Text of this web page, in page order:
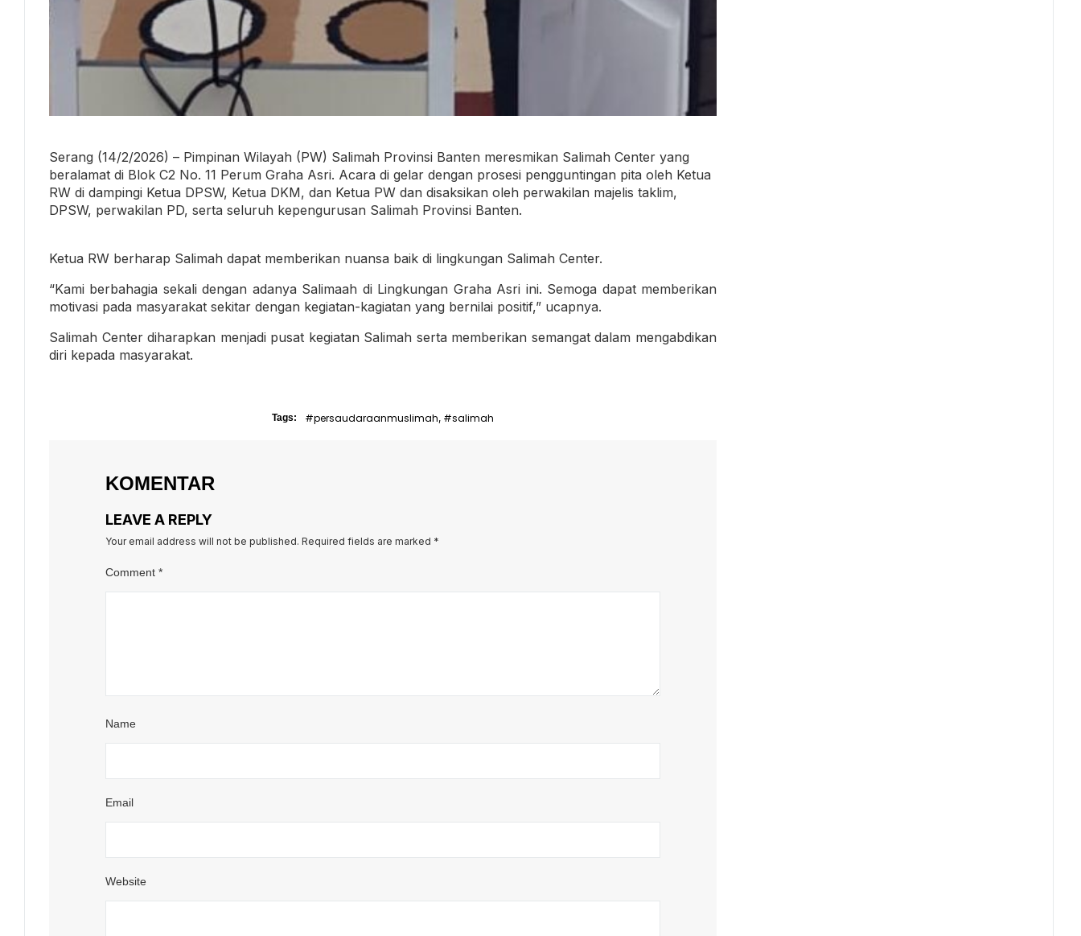
Serang (14/2/2026) – Pimpinan Wilayah (PW) Salimah Provinsi Banten meresmikan Salimah Center yang
beralamat di Blok C2 No. 11 Perum Graha Asri. Acara di gelar dengan prosesi pengguntingan pita oleh Ketua
RW di dampingi Ketua DPSW, Ketua DKM, dan Ketua PW dan disaksikan oleh perwakilan majelis taklim,
DPSW, perwakilan PD, serta seluruh kepengurusan Salimah Provinsi Banten.
Ketua RW berharap Salimah dapat memberikan nuansa baik di lingkungan Salimah Center.
“Kami berbahagia sekali dengan adanya Salimaah di Lingkungan Graha Asri ini. Semoga dapat memberikan
motivasi pada masyarakat sekitar dengan kegiatan-kagiatan yang bernilai positif,” ucapnya.
Salimah Center diharapkan menjadi pusat kegiatan Salimah serta memberikan semangat dalam mengabdikan
diri kepada masyarakat.
Tags: #persaudaraanmuslimah, #salimah
KOMENTAR
LEAVE A REPLY
Your email address will not be published. Required fields are marked *
Comment *
Name
Email
Website